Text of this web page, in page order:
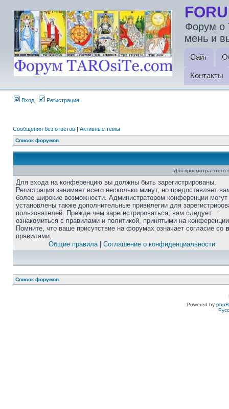
Форум о
мень и
Сайт
Контакты
Вход Регистрация
Сообщения без ответов | Активные темы
Список форумов
Для просмотра
Для входа на конференцию вы должны быть зарегистрированы.
Регистрация занимает всего несколько минут, но предоставляет
более широкие возможности. Администратором конференции
установлены также дополнительные привилегии для
пользователей. Прежде чем зарегистрироваться, вам следует
ознакомиться с правилами и политикой, принятыми на
Помните, что ваше присутствие на форумах означает согласие со
правилами.
Общие правила| Соглашение о конфиденциальности
Список форумов
Powered by